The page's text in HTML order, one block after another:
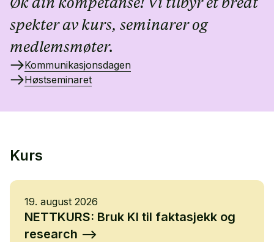
spekter av kurs, seminarer og
medlemsmøter.
Kommunikasjonsdagen
Høstseminaret
Kurs
19. august 2026
NETTKURS: Bruk KI til faktasjekk og
research